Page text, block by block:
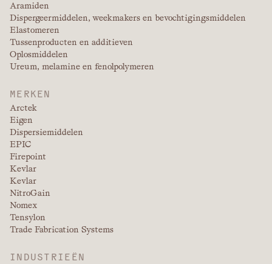
Aramiden
Dispergeermiddelen, weekmakers en bevochtigingsmiddelen
Elastomeren
Tussenproducten en additieven
Oplosmiddelen
Ureum, melamine en fenolpolymeren
MERKEN
Arctek
Eigen
Dispersiemiddelen
EPIC
Firepoint
Kevlar
Kevlar
NitroGain
Nomex
Tensylon
Trade Fabrication Systems
INDUSTRIEËN